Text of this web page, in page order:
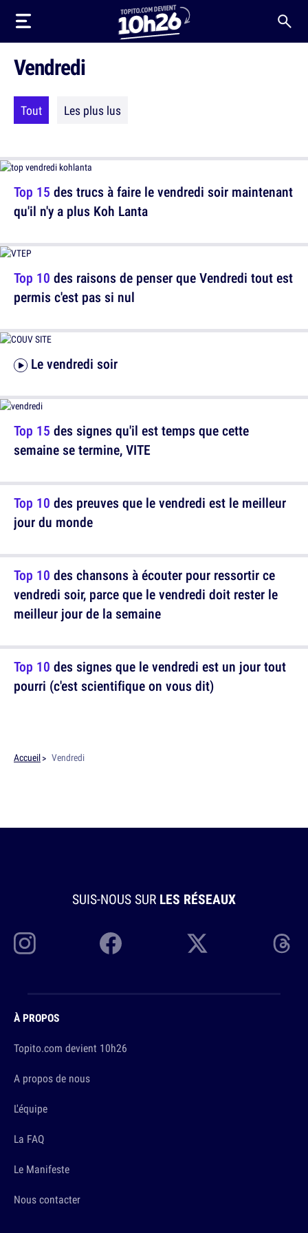
Vendredi
Tout Les plus lus
Top 15 des trucs à faire le vendredi soir maintenant
qu'il n'y a plus Koh Lanta
Top 10 des raisons de penser que Vendredi tout est
permis c'est pas si nul
Top 10 des preuves que le vendredi est le meilleur
jour du monde
Top 10 des signes que le vendredi est un jour tout
pourri (c'est scientifique on vous dit)
Le vendredi soir
Top 15 des signes qu'il est temps que cette
semaine se termine, VITE
Top 10 des chansons à écouter pour ressortir ce
vendredi soir, parce que le vendredi doit rester le
meilleur jour de la semaine
Accueil Vendredi
SUIS-NOUS SUR LES RÉSEAUX
À PROPOS
Topito.com devient 10h26
A propos de nous
L'équipe
La FAQ
Le Manifeste
Nous contacter